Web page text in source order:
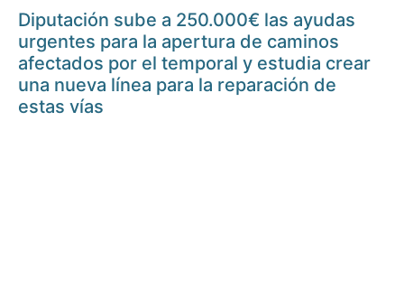
Diputación sube a 250.000€ las ayudas
urgentes para la apertura de caminos
afectados por el temporal y estudia crear
una nueva línea para la reparación de
estas vías